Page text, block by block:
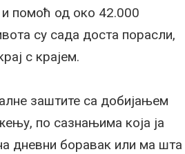
и помоћ од око 42.000
су сада доста порасли,
с крајем.
заштите са добијањем
по сазнањима која ја
дневни боравак или ма шта